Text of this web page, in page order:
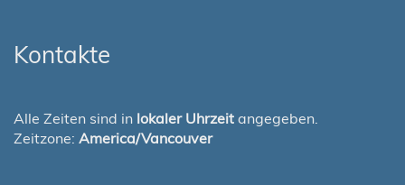
Kontakte
Alle Zeiten sind in lokaler Uhrzeit angegeben.
Zeitzone: America/Vancouver